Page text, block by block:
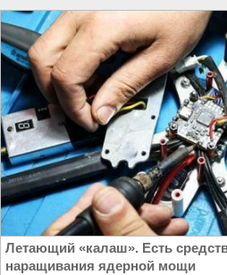
Летающий «калаш». Есть
наращивания ядерной мощи